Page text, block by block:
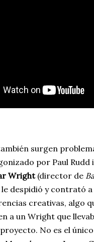
surgen
por Paul Rudd
Wright (director de
despidió y contrató a
creativas, algo
a un Wright que
No es el